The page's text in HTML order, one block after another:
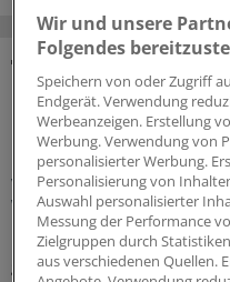
MEHR ZUM
Präventionsoffensive
Gesundheitsrechtler
wirkt wie eine stille
Wirtschaft“
Die Koalition will die
gesamtgesellschaftliche
Wir und unsere
Folgendes
Speichern von oder Zugriff
Endgerät. Verwendung
Werbeanzeigen. Erstellung
Werbung. Verwendung von
personalisierter Werbung.
Personalisierung von
Auswahl personalisierter
Messung der Performance
Zielgruppen durch
aus verschiedenen Quellen.